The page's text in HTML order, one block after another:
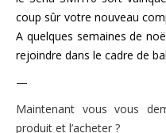
coup sûr votre nouveau
A quelques semaines de
rejoindre dans le cadre de
—
Maintenant vous vous
produit et l’acheter ?